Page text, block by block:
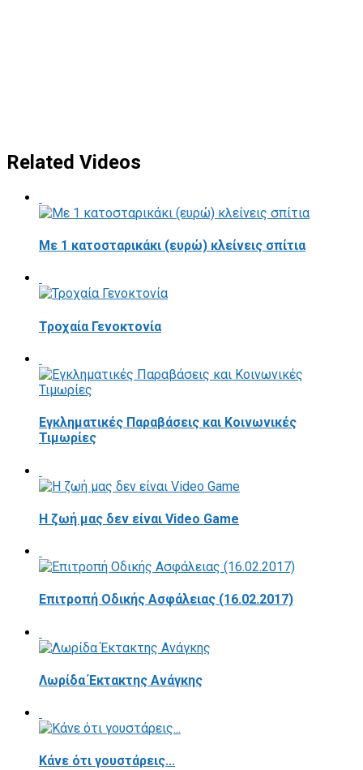
Related Videos
Με 1 κατοσταρικάκι (ευρώ) κλείνεις σπίτια
Τροχαία Γενοκτονία
Εγκληματικές Παραβάσεις και Κοινωνικές
Τιμωρίες
Η ζωή μας δεν είναι Video Game
Επιτροπή Οδικής Ασφάλειας (16.02.2017)
Λωρίδα Έκτακτης Ανάγκης
Κάνε ότι γουστάρεις...